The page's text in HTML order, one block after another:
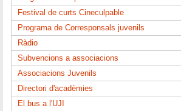
Festival de curts Cineculpable
Programa de Corresponsals juvenils
Ràdio
Subvencions a associacions
Associacions Juvenils
Directori d'acadèmies
El bus a l'UJI